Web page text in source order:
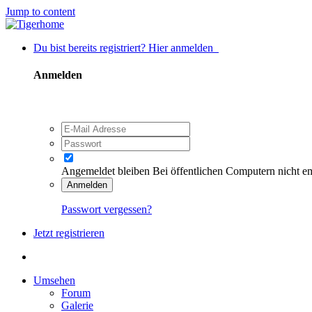
Jump to content
Du bist bereits registriert? Hier anmelden
Anmelden
Angemeldet bleiben Bei öffentlichen Computern nicht
Anmelden
Passwort vergessen?
Jetzt registrieren
Umsehen
Forum
Galerie